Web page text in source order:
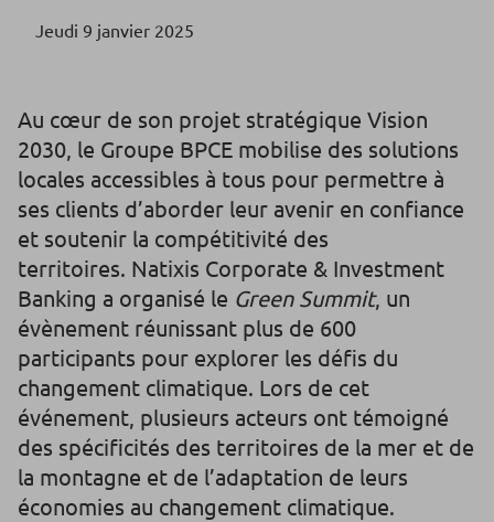
Jeudi 9 janvier 2025
Au cœur de son projet stratégique Vision
2030, le Groupe BPCE mobilise des solutions
locales accessibles à tous pour permettre à
ses clients d’aborder leur avenir en confiance
et soutenir la compétitivité des
territoires. Natixis Corporate & Investment
Banking a organisé le Green Summit, un
évènement réunissant plus de 600
participants pour explorer les défis du
changement climatique. Lors de cet
événement, plusieurs acteurs ont témoigné
des spécificités des territoires de la mer et de
la montagne et de l’adaptation de leurs
économies au changement climatique.